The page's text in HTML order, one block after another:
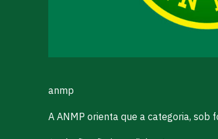
anmp
A ANMP orienta que a categoria, sob